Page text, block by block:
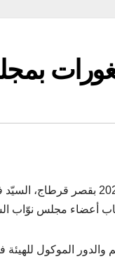
استقبل رئيس الجمهورية قيس سعيّد، بعد ظهر
أعضاء مجلس نوّاب
والدور الموكول